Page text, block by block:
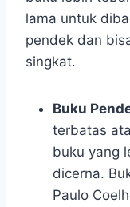
lama untuk
pendek dan
singkat.
Buku
terbatas
buku yang
dicerna.
Paulo